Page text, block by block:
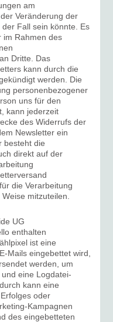
am
Veränderung der
Fall sein könnte. Es
im Rahmen des
Dritte. Das
kann durch die
werden. Die
personenbezogener
uns für den
kann jederzeit
des Widerrufs der
Newsletter ein
besteht die
direkt auf der
die Verarbeitung
mitzuteilen.
UG
enthalten
ist eine
Mails eingebettet wird,
werden, um
eine Logdatei-
kann eine
oder
Kampagnen
des eingebetteten